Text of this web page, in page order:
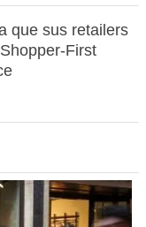
que sus retailers
First